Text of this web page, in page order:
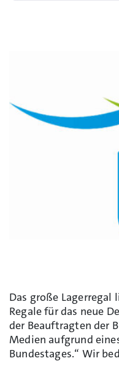
Das große
Regale für das neue
der Beauftragten der
Medien aufgrund
Bundestages.“ Wir